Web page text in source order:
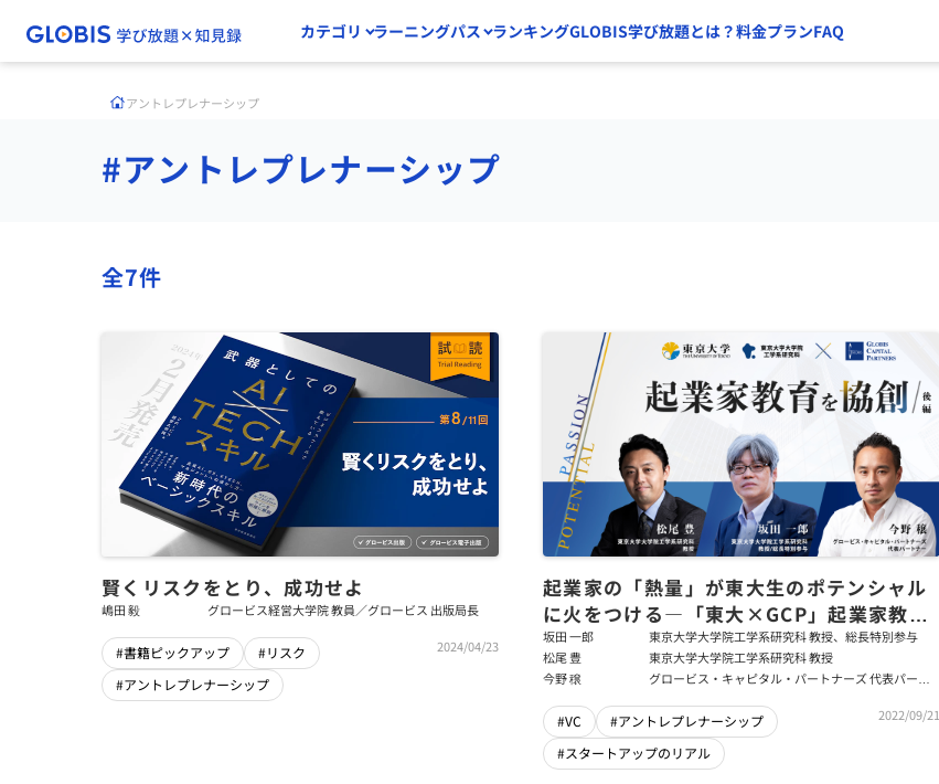
カテゴリ ラーニングパス ランキングGLOBIS学び放題とは？料金プランFAQ
アントレプレナーシップ
#アントレプレナーシップ
全7件
賢くリスクをとり、成功せよ
嶋田 毅 グロービス経営大学院 教員／グロービス 出版局長
#書籍ピックアップ
#リスク
#アントレプレナーシップ
2024/04/23
起業家の「熱量」が東大生のポテンシャル
に火をつける―「東大×GCP」起業家教育
を協創（後編）
坂田 一郎
東京大学大学院工学系研究科 教授、総長特別参与
松尾 豊
東京大学大学院工学系研究科 教授
今野 穣
グロービス・キャピタル・パートナーズ 代表パート
#VC
#アントレプレナーシップ
#スタートアップのリアル
2022/09/21